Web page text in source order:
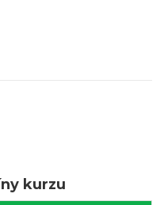
kurzu